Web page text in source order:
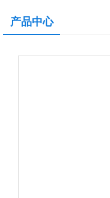
产品中心